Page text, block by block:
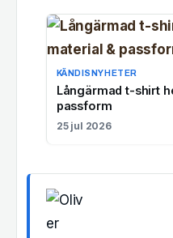
KÄNDISNYHETER
Långärmad t-shirt
passform
25 jul 2026